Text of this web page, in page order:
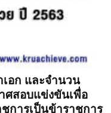
อก และจำนวน
ศสอบแข่งขันเพื่อ
การเป็นข้าราชการ